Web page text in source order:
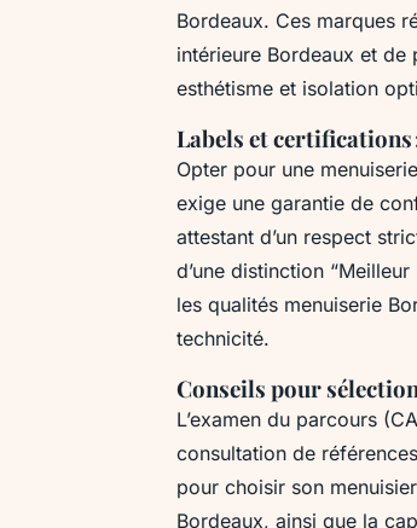
Bordeaux. Ces marques
intérieure Bordeaux et
esthétisme et isolation
Labels et certifications
Opter pour une
exige une garantie de
attestant d’un respect
d’une distinction
les qualités menuiserie
technicité.
Conseils pour
L’examen du parcours
consultation de
pour choisir son
Bordeaux, ainsi que la